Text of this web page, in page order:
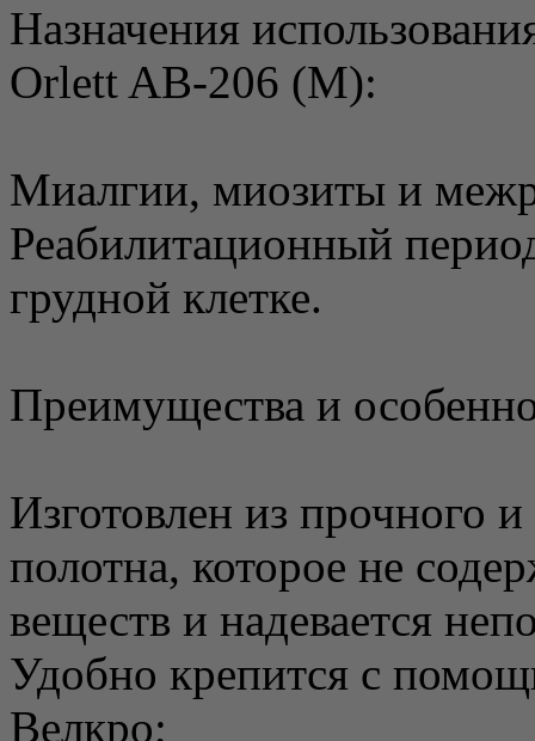
Назначения
Orlett AB-206 (M):
Миалгии, миозиты и
Реабилитационный
грудной клетке.
Преимущества и
Изготовлен из прочного
полотна, которое не
веществ и надевается
Удобно крепится с
Велкро;